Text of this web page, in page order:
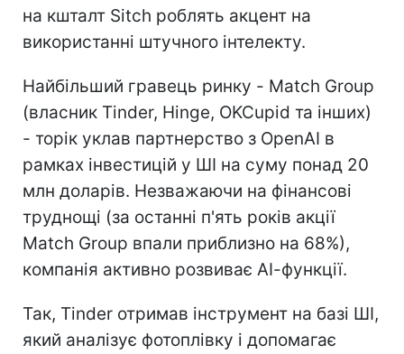
на кшталт Sitch роблять акцент на
використанні штучного інтелекту.
Найбільший гравець ринку - Match Group
(власник Tinder, Hinge, OKCupid та інших)
- торік уклав партнерство з OpenAI в
рамках інвестицій у ШІ на суму понад 20
млн доларів. Незважаючи на фінансові
труднощі (за останні п'ять років акції
Match Group впали приблизно на 68%),
компанія активно розвиває АІ-функції.
Так, Tinder отримав інструмент на базі ШІ,
який аналізує фотоплівку і допомагає